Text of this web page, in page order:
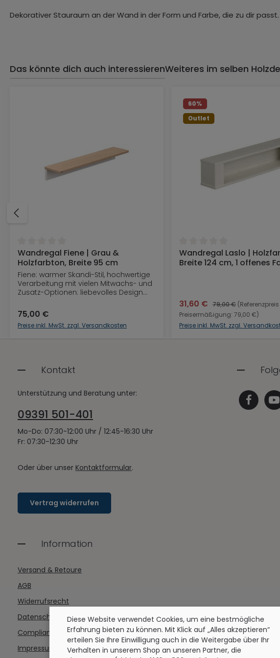
Dekorativer Stauraum an der Wand in der Form und Farbe, die zu dir passt.
Das könnte dich auch interessierenWeiteres im selben
Sternen In den Warenkorb
Durchschnittliche Bewertung von 0 von 5 Sternen
Wandregal Fiene | Grau &
Holzfarbton, Breite 95 cm
Fiene: warmer Skandi-Stil, hochwertige
Verarbeitung mit vielen Mitwachs- und
Zusatz-Optionen: liebevolles Design
vielen Wachstumsphasen begleitet.
75,00 €
Preise inkl. MwSt. zzgl. Versandkosten
60%
Outlet
In den Warenkorb
Durchschnittliche
Wandregal Laslo |
Breite 124 cm, 1 offenes
31,60 € 79,00 €
Preisermäßigung: 79,00 €)
Preise inkl. MwSt. zzgl.
Kontakt
Unterstützung und Beratung unter:
09391 501-401
Mo-Do: 07:30-12:00 Uhr / 12:45-16:30 Uhr
Fr: 07:30-12:30 Uhr
Oder über unser Kontaktformular.
Vertrag widerrufen
Information
Versand & Retoure
AGB
Widerrufsrecht
Datenschutz
Compliance
Impressum
Diese Website verwendet Cookies, um eine bestmögliche
Erfahrung bieten zu können. Mit Klick auf „Alles akzeptieren“
erteilen Sie Ihre Einwilligung auch in die Weitergabe über Ihr
Verhalten in unserem Shop an unseren Partner, die